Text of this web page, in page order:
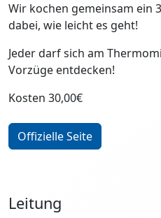
Wir kochen gemeinsam ein
dabei, wie leicht es geht!
Jeder darf sich am
Vorzüge entdecken!
Kosten 30,00€
Offizielle Seite
Leitung